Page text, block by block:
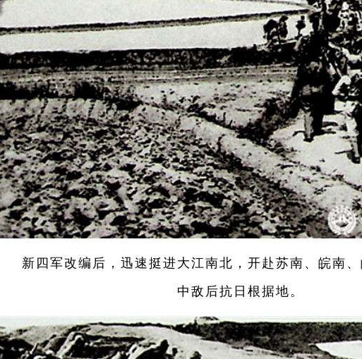
新四军改编后，迅速挺进大江南北，开赴苏南、皖南、
中敌后抗日根据地。